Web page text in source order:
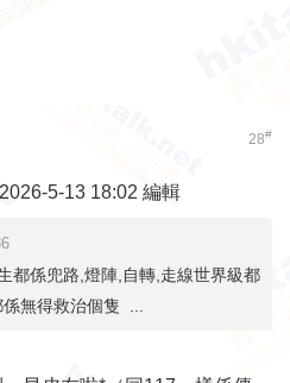
28#
5-13 18:02 編輯
都係兜路,燈陣,自轉,走線世界級都
無得救治個隻 ...